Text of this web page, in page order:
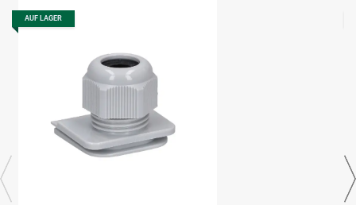
AUF LAGER